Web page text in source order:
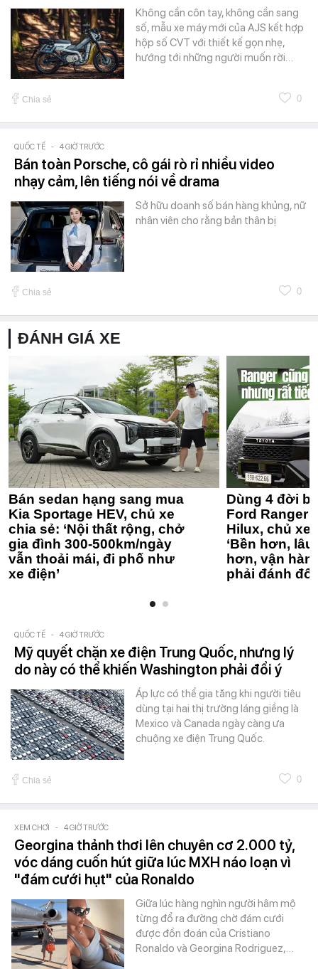
Không cần côn tay, không cần sang
số, mẫu xe máy mới của AJS kết hợp
hộp số CVT với thiết kế gọn nhẹ,
hướng tới những người muốn rời…
Chia sẻ 0
QUỐC TẾ - 4 GIỜ TRƯỚC
Bán toàn Porsche, cô gái rò rỉ nhiều video
nhạy cảm, lên tiếng nói về drama
Sở hữu doanh số bán hàng khủng, nữ
nhân viên cho rằng bản thân bị
Chia sẻ 0
ĐÁNH GIÁ XE
Bán sedan hạng sang mua
Kia Sportage HEV, chủ xe
chia sẻ: ‘Nội thất rộng, chở
gia đình 300-500km/ngày
vẫn thoải mái, đi phố như
xe điện’
Dùng 4 đời
Ford Ranger
Hilux, chủ xe
‘Bền hơn,
hơn, vận
phải đánh
QUỐC TẾ - 4 GIỜ TRƯỚC
Mỹ quyết chặn xe điện Trung Quốc, nhưng lý
do này có thể khiến Washington phải đổi ý
Áp lực có thể gia tăng khi người tiêu
dùng tại hai thị trường láng giềng là
Mexico và Canada ngày càng ưa
chuộng xe điện Trung Quốc.
Chia sẻ 0
XEM CHƠI - 4 GIỜ TRƯỚC
Georgina thảnh thơi lên chuyên cơ 2.000 tỷ,
vóc dáng cuốn hút giữa lúc MXH náo loạn vì
"đám cưới hụt" của Ronaldo
Giữa lúc hàng nghìn người hâm mộ
từng đổ ra đường chờ đám cưới
được đồn đoán của Cristiano
Ronaldo và Georgina Rodriguez,…